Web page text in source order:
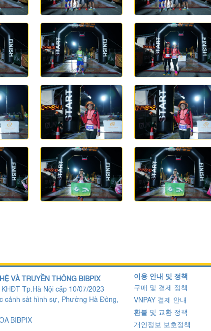
VÀ TRUYỀN THÔNG BIBPIX
Tp.Hà Nội cấp 10/07/2023
cảnh sát hình sự, Phường Hà Đông,
BIBPIX
이용 안내 및 정책
구매 및 결제 정책
VNPAY 결제 안내
환불 및 교환 정책
개인정보 보호정책